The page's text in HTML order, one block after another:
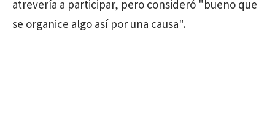
atrevería a participar, pero consideró "bueno que
se organice algo así por una causa".